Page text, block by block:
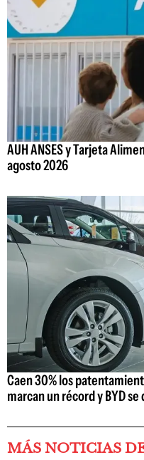
AUH ANSES y Tarjeta
agosto 2026
Caen 30% los
marcan un récord y BYD
MÁS NOTICIAS